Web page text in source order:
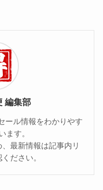
編集部
ール情報をわかりやす
ます。
最新情報は記事内リ
ださい。